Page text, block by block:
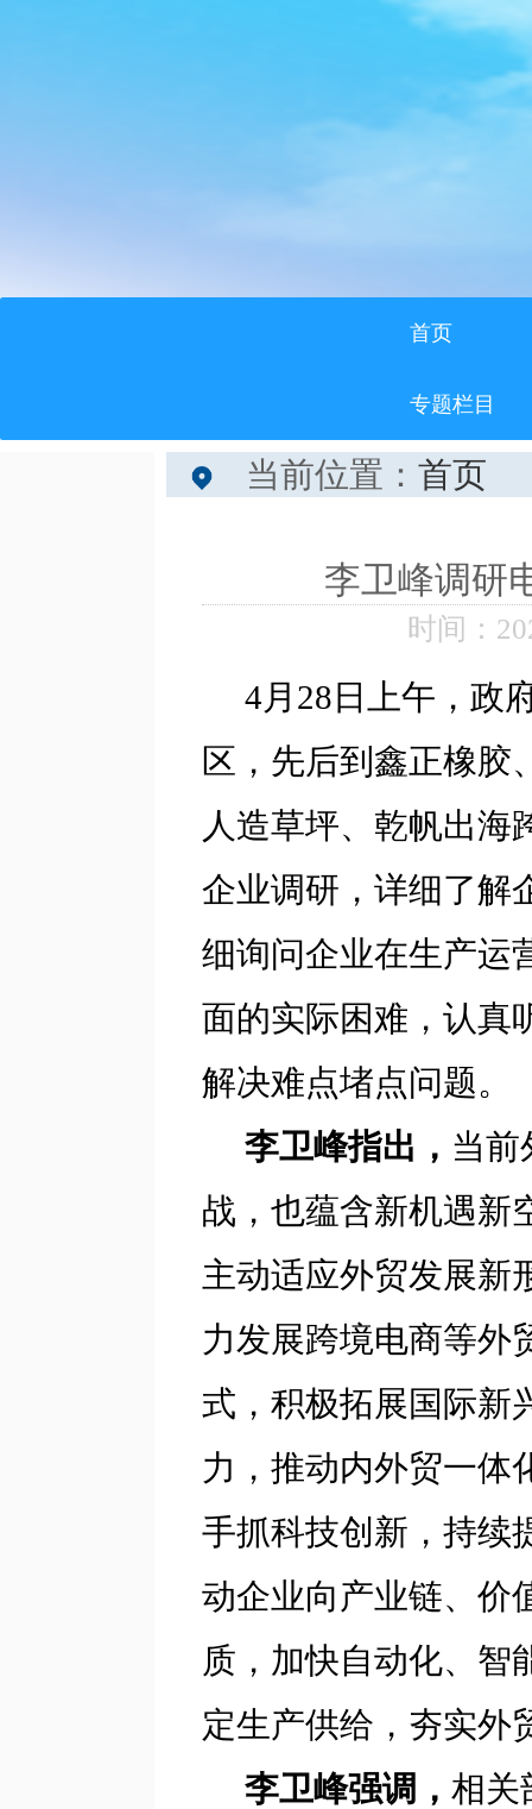
首页
专题栏目
当前位置： 首页
李卫峰调研
时间：
4月28日上午，政
区，先后到鑫正橡胶
人造草坪、乾帆出海
企业调研，详细了解
细询问企业在生产运
面的实际困难，认真
解决难点堵点问题。
李卫峰指出， 当前
战，也蕴含新机遇新
主动适应外贸发展新
力发展跨境电商等外
式，积极拓展国际新
力，推动内外贸一体
手抓科技创新，持续
动企业向产业链、价
质，加快自动化、智
定生产供给，夯实外
李卫峰强调， 相关